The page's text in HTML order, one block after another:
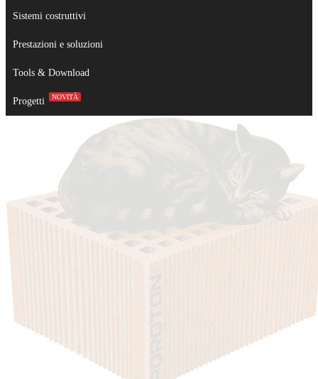
Sistemi costruttivi
Prestazioni e soluzioni
Tools & Download
Progetti NOVITÀ